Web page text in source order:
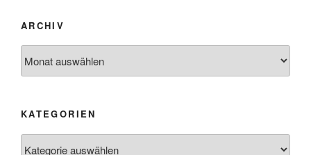
ARCHIV
KATEGORIEN